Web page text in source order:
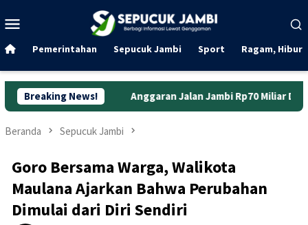
ke
Mobile
Pemerintahan Sepucuk Jambi Sport Ragam,
Breaking News!
Anggaran Jalan Jambi Rp70 Miliar Dinilai Belum Cukup,
Beranda Sepucuk Jambi
Goro Bersama Warga, Walikota
Maulana Ajarkan Bahwa Perubahan
Dimulai dari Diri Sendiri